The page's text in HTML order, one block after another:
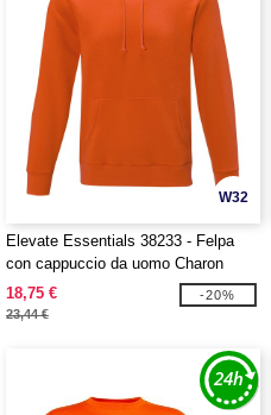
W32
Elevate Essentials 38233 - Felpa
con cappuccio da uomo Charon
18,75 €
23,44 €
-20%